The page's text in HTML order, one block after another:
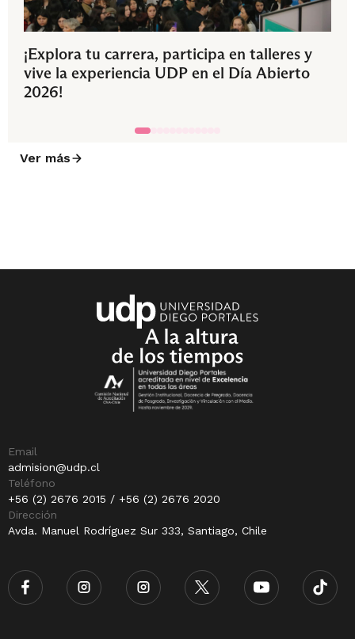
¡Explora tu carrera, participa en talleres y
vive la experiencia UDP en el Día Abierto
2026!
Ver más
Email
admision@udp.cl
Teléfono
+56 (2) 2676 2015 / +56 (2) 2676 2020
Dirección
Avda. Manuel Rodríguez Sur 333, Santiago, Chile